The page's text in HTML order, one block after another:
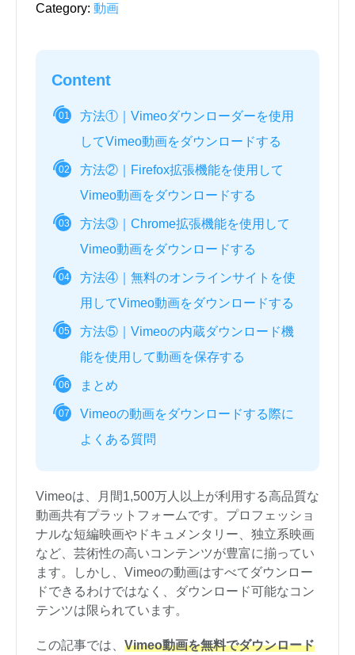
Category: 動画
Content
01
方法①｜Vimeoダウンローダーを使用
してVimeo動画をダウンロードする
02
方法②｜Firefox拡張機能を使用して
Vimeo動画をダウンロードする
03
方法③｜Chrome拡張機能を使用して
Vimeo動画をダウンロードする
04
方法④｜無料のオンラインサイトを使
用してVimeo動画をダウンロードする
05
方法⑤｜Vimeoの内蔵ダウンロード機
能を使用して動画を保存する
06 まとめ
07
Vimeoの動画をダウンロードする際に
よくある質問
Vimeoは、月間1,500万人以上が利用する高品質な
動画共有プラットフォームです。プロフェッショ
ナルな短編映画やドキュメンタリー、独立系映画
など、芸術性の高いコンテンツが豊富に揃ってい
ます。しかし、Vimeoの動画はすべてダウンロー
ドできるわけではなく、ダウンロード可能なコン
テンツは限られています。
この記事では、 Vimeo動画を無料でダウンロード